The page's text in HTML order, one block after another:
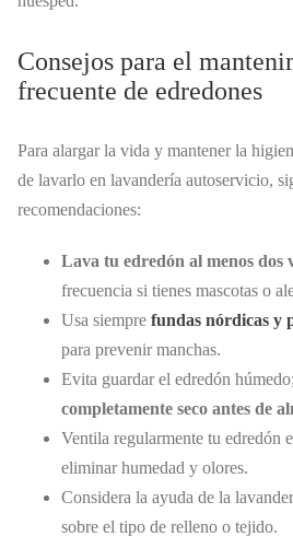
Consejos para el
frecuente de edredones
Para alargar la vida y mantener la
de lavarlo en lavandería autoservicio,
recomendaciones:
Lava tu edredón al menos dos
frecuencia si tienes mascotas o
Usa siempre fundas nórdicas y
para prevenir manchas.
Evita guardar el edredón
completamente seco antes de
Ventila regularmente tu edredón
eliminar humedad y olores.
Considera la ayuda de la
sobre el tipo de relleno o tejido.